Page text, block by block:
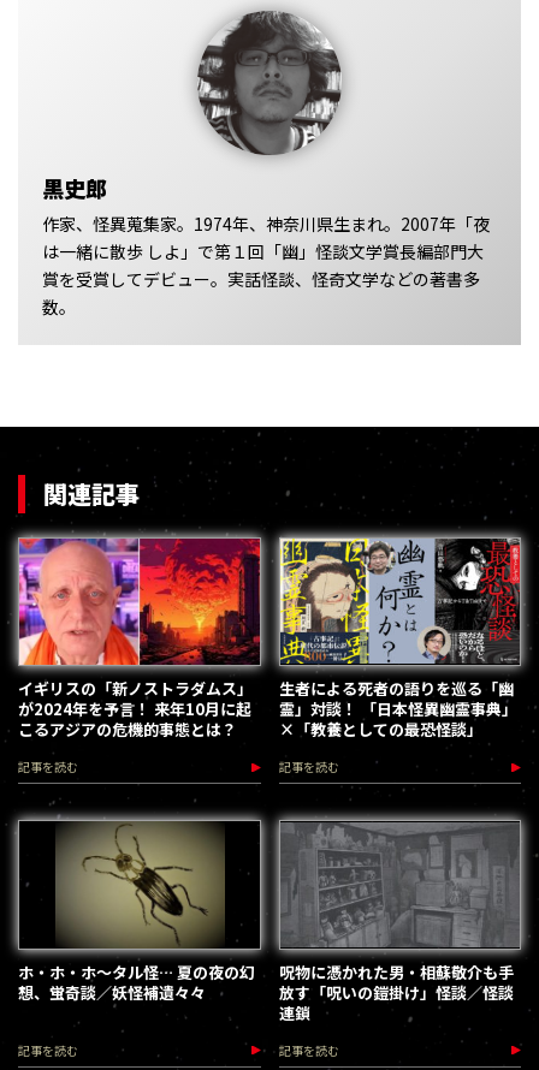
黒史郎
作家、怪異蒐集家。1974年、神奈川県生まれ。2007年「夜
は一緒に散歩 しよ」で第１回「幽」怪談文学賞長編部門大
賞を受賞してデビュー。実話怪談、怪奇文学などの著書多
数。
関連記事
イギリスの「新ノストラダムス」
が2024年を予言！ 来年10月に起
こるアジアの危機的事態とは？
記事を読む
生者による死者の語りを巡る「幽
霊」対談！ 「日本怪異幽霊事典」
×「教養としての最恐怪談」
記事を読む
ホ・ホ・ホ〜タル怪… 夏の夜の幻
想、蛍奇談／妖怪補遺々々
記事を読む
呪物に憑かれた男・相蘇敬介も手
放す「呪いの鎧掛け」怪談／怪談
連鎖
記事を読む